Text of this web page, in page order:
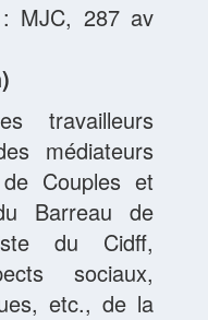
: MJC, 287 av
travailleurs
médiateurs
Couples et
Barreau de
du Cidff,
sociaux,
etc., de la